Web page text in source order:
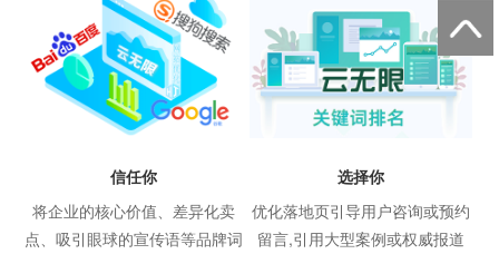
信任你
将企业的核心价值、差异化卖
点、吸引眼球的宣传语等品牌词
选择你
优化落地页引导用户咨询或预约
留言,引用大型案例或权威报道